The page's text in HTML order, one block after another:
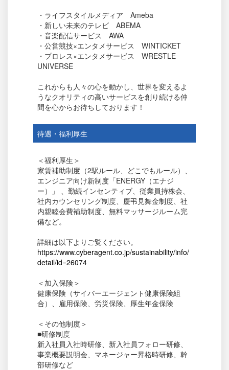
・ライフスタイルメディア Ameba
・新しい未来のテレビ ABEMA
・音楽配信サービス AWA
・公営競技×エンタメサービス WINTICKET
・プロレス×エンタメサービス WRESTLE
UNIVERSE
これからも人々の心を動かし、世界を変えるよ
うなクオリティの高いサービスを創り続ける仲
間を心からお待ちしております！
待遇・福利厚生
＜福利厚生＞
家賃補助制度（2駅ルール、どこでもルール）、
エンジニア向け新制度「ENERGY（エナジ
ー）」 、勤続インセンティブ、従業員持株会、
社内カウンセリング制度、慶弔見舞金制度、社
内親睦会費補助制度、無料マッサージルーム完
備など。
詳細は以下よりご覧ください。
https://www.cyberagent.co.jp/sustainability/info/
detail/id=26074
＜加入保険＞
健康保険（サイバーエージェント健康保険組
合）、雇用保険、労災保険、厚生年金保険
＜その他制度＞
■研修制度
新入社員入社時研修、新入社員フォロー研修、
事業概要説明会、マネージャー昇格時研修、幹
部研修など